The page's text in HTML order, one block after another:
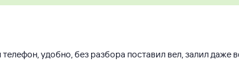
удобно, без разбора поставил вел, залил даже